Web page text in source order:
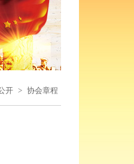
开 > 协会章程